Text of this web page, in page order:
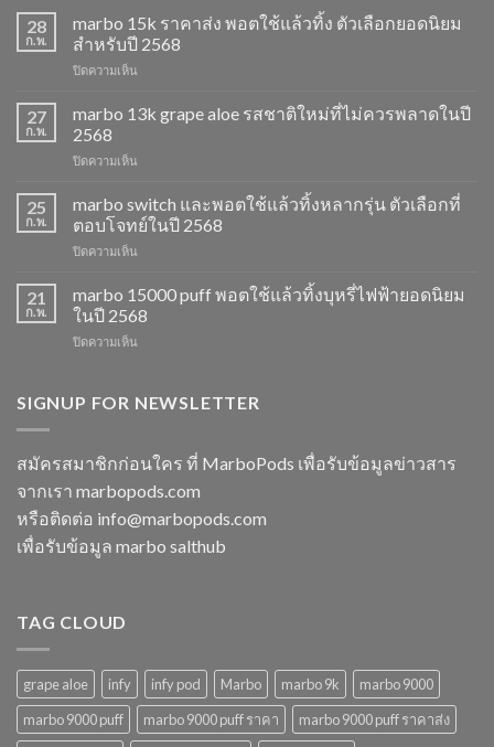
28
ก.พ.
marbo 15k ราคาส่ง พอตใช้แล้วทิ้ง ตัวเลือกยอดนิยม
สำหรับปี 2568
ปิดความเห็น
15k
ราคา
พอต
แล้ว
ทิ้ง
เลือก
นิยม
สำหรับ
2568
27
ก.พ.
marbo 13k grape aloe รสชาติใหม่ที่ไม่ควรพลาดในปี
2568
ปิดความเห็น
13k
grape
aloe
รสชาติ
ที่
ไม่
พลาด
25
ก.พ.
marbo switch และพอตใช้แล้วทิ้งหลากรุ่น ตัวเลือกที่
ตอบโจทย์ในปี 2568
ปิดความเห็น
switch
และ
พอต
ใช้
หลาก
เลือก
ที่
ตอบ
โจทย์
ในปี
2568
21
ก.พ.
marbo 15000 puff พอตใช้แล้วทิ้งบุหรี่ไฟฟ้ายอดนิยม
ในปี 2568
ปิดความเห็น
puff
แล้ว
ทิ้ง
บุหรี่
ยอด
นิยม
SIGNUP FOR NEWSLETTER
สมัครสมาชิกก่อนใคร ที่ MarboPods เพื่อรับข้อมูลข่าวสาร
จากเรา marbopods.com
หรือติดต่อ info@marbopods.com
เพื่อรับข้อมูล marbo salthub
TAG CLOUD
grape aloe infy infy pod Marbo marbo 9k
marbo 9000
marbo 9000 puff
marbo 9000 puff ราคา
marbo 9000 puff ราคาส่ง